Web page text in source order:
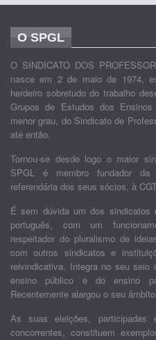
O SPGL
O SINDICATO DOS
nasce em 2 de maio de 1974,
herdeiro sobretudo do trabalho
Grupos de Estudos dos
menor grau, do Sindicato de
até então.
Tornou-se desde logo o maior
SPGL é membro fundador da
referendária dos seus sócios, à
É sem dúvida um dos sindicatos
português, com um
respeitador do pluralismo de
com outros sindicatos e
reivindicativa. Integra no seu
ensino público e do ensino
Recentemente alargou o seu
As suas eleições,
concorrentes, constituem